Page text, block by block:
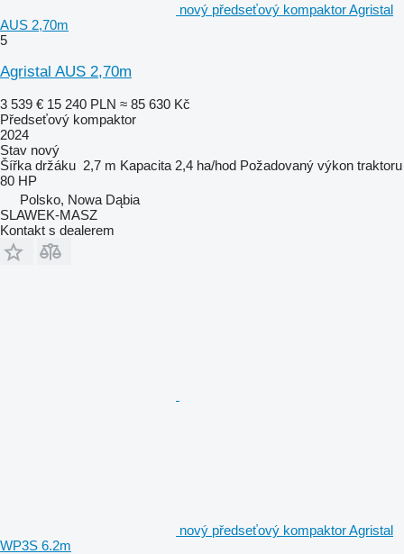
nový předseťový kompaktor Agristal
AUS 2,70m
5
Agristal AUS 2,70m
3 539 € 15 240 PLN ≈ 85 630 Kč
Předseťový kompaktor
2024
Stav nový
Šířka držáku 2,7 m Kapacita 2,4 ha/hod Požadovaný výkon traktoru
80 HP
Polsko, Nowa Dąbia
SLAWEK-MASZ
Kontakt s dealerem
nový předseťový kompaktor Agristal
WP3S 6.2m